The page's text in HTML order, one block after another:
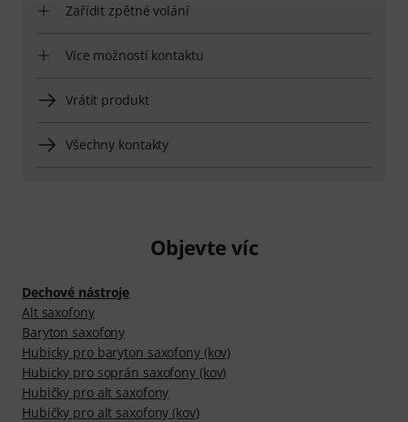
Zařídit zpětné volání
Více možností kontaktu
Vrátit produkt
Všechny kontakty
Objevte víc
Dechové nástroje
Alt saxofony
Baryton saxofony
Hubicky pro baryton saxofony (kov)
Hubicky pro soprán saxofony (kov)
Hubičky pro alt saxofony
Hubičky pro alt saxofony (kov)